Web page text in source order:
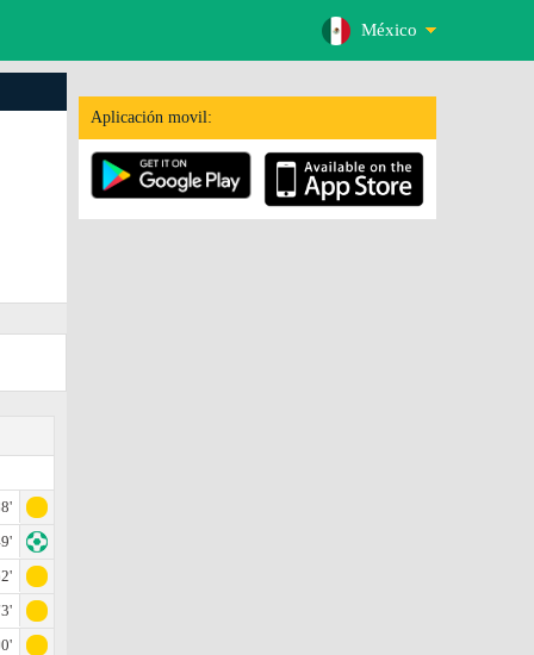
México
Aplicación movil: